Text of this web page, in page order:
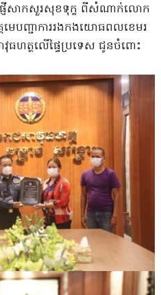
ផ្ញើសាកសួរសុខទុក្ខ ពីសំណាក់លោក
បញ្ជាការរងកងយោធពលខេមរ
វុធហត្ថលើផ្ទៃប្រទេស ជូនចំពោះ